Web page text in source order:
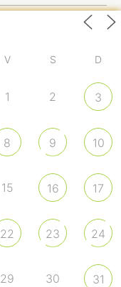
V S D
1 2 3
8 9 10
15 16 17
22 23 24
29 30 31